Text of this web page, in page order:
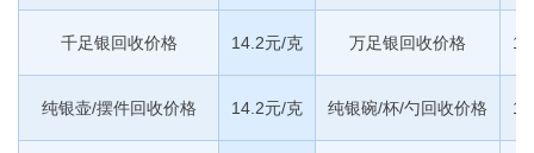
千足银回收价格 14.2元/克 万足银回收价格
纯银壶/摆件回收价格 14.2元/克 纯银碗/杯/勺回收价格